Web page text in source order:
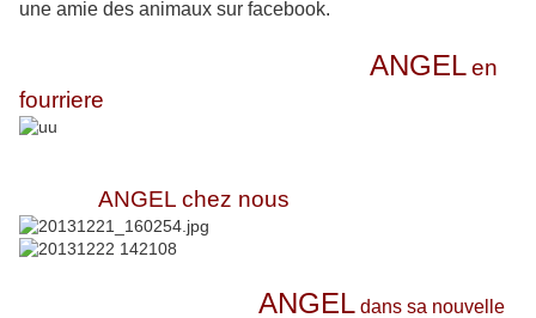
une amie des animaux sur facebook.
ANGELen
fourriere
ANGEL chez nous
ANGEL dans sa nouvelle